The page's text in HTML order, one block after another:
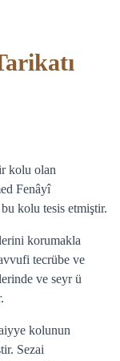
kolu olan
Fenâyî
kolu tesis etmiştir.
korumakla
tecrübe ve
ve seyr ü
kolunun
Sezai